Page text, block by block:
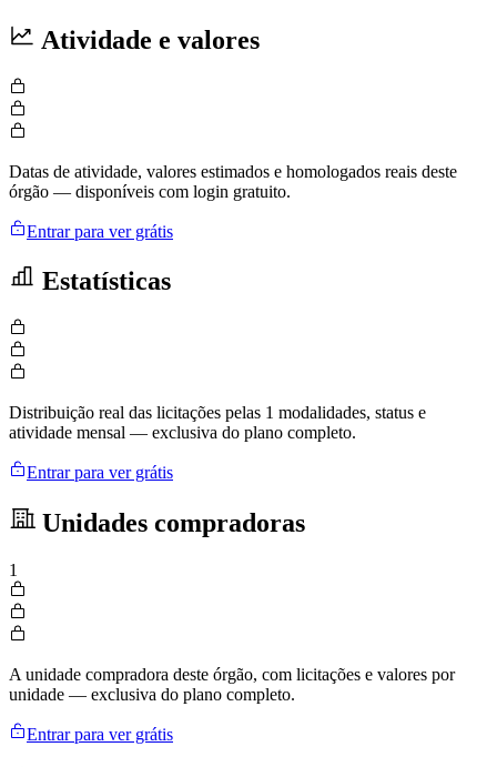
Atividade e valores
Datas de atividade, valores estimados e homologados reais deste
órgão — disponíveis com login gratuito.
Entrar para ver grátis
Estatísticas
Distribuição real das licitações pelas 1 modalidades, status e
atividade mensal — exclusiva do plano completo.
Entrar para ver grátis
Unidades compradoras
1
A unidade compradora deste órgão, com licitações e valores por
unidade — exclusiva do plano completo.
Entrar para ver grátis